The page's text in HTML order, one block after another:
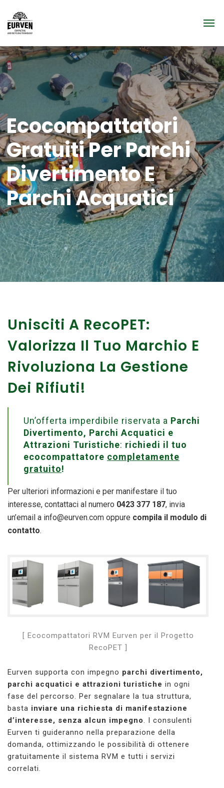
Ecocompattatori
Gratuiti Per Parchi
Divertimento E
Parchi Acquatici
Unisciti A RecoPET:
Valorizza Il Tuo Marchio E
Rivoluziona La Gestione
Dei Rifiuti!
Un’offerta imperdibile riservata a Parchi
Divertimento, Parchi Acquatici e
Attrazioni Turistiche: richiedi il tuo
ecocompattatore completamente
gratuito!
Per ulteriori informazioni e per manifestare il tuo
interesse, contattaci al numero 0423 377 187, invia
un’email a info@eurven.com oppure compila il modulo di
contatto.
[ Ecocompattatori RVM Eurven per il Progetto
RecoPET ]
Eurven supporta con impegno parchi divertimento,
parchi acquatici e attrazioni turistiche in ogni
fase del percorso. Per segnalare la tua struttura,
basta inviare una richiesta di manifestazione
d’interesse, senza alcun impegno. I consulenti
Eurven ti guideranno nella preparazione della
domanda, ottimizzando le possibilità di ottenere
gratuitamente il sistema RVM e tutti i servizi
correlati.